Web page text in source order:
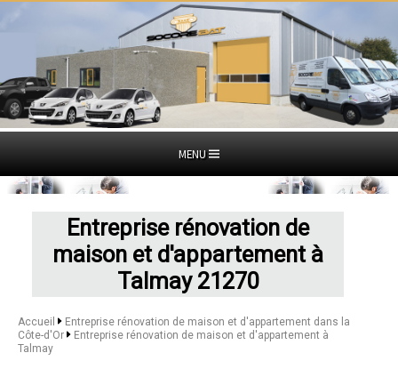
MENU
Entreprise rénovation de
maison et d'appartement à
Talmay 21270
Accueil
Entreprise rénovation de maison et d'appartement dans la
Côte-d'Or
Entreprise rénovation de maison et d'appartement à
Talmay